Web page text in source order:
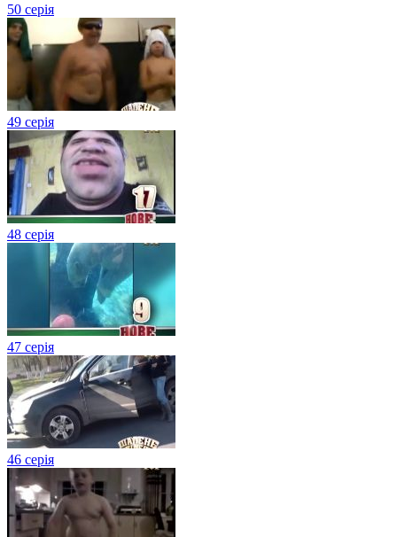
50 серія
49 серія
48 серія
47 серія
46 серія